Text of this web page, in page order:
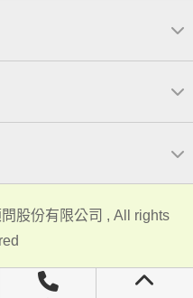
股份有限公司 , All rights